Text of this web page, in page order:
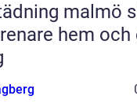
malmö så skapar
hem och